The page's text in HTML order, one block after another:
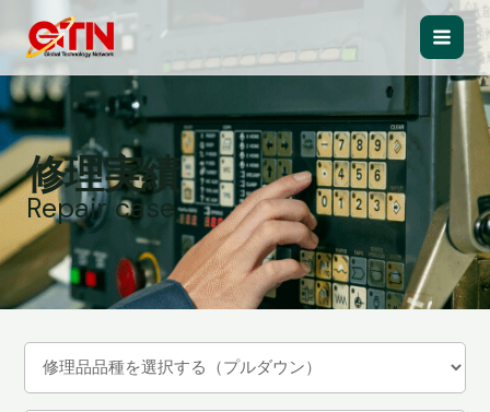
ス
キ
ッ
プ
Main
修理実績
Repair case